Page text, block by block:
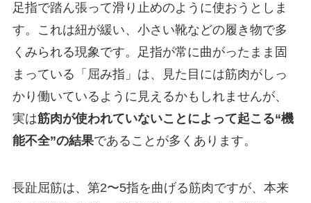
足指で踏ん張って滑り止めのように使おうとしま
す。これは紐が緩い、小さい靴などの履き物で多
くみられる現象です。足指が常に曲がったまま固
まっている「屈み指」は、見た目には筋肉がしっ
かり働いているように見えるかもしれませんが、
実は筋肉が使われていないことによって起こる“機
能不全”の結果であることが多くあります。
長趾屈筋は、第2〜5指を曲げる筋肉ですが、本来